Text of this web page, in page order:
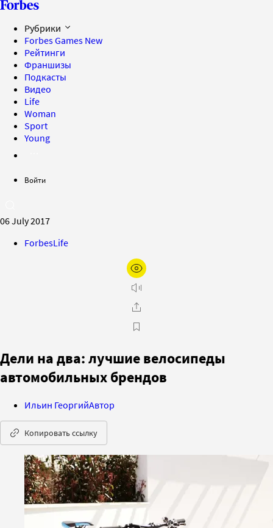
Рубрики
Forbes Games New
Рейтинги
Франшизы
Подкасты
Видео
Life
Woman
Sport
Young
Войти
06 July 2017
ForbesLife
Дели на два: лучшие велосипеды
автомобильных брендов
Ильин ГеоргийАвтор
Копировать ссылку